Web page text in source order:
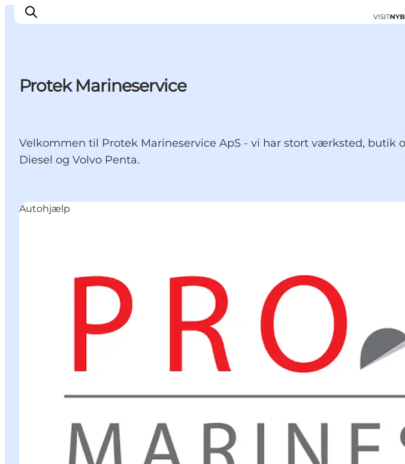
Det sker i Nyborg
Sprogø
Planlæg din tur
Protek Marineservice
Velkommen til Protek Marineservice ApS - vi har stort værksted, butik
Diesel og Volvo Penta.
Autohjælp